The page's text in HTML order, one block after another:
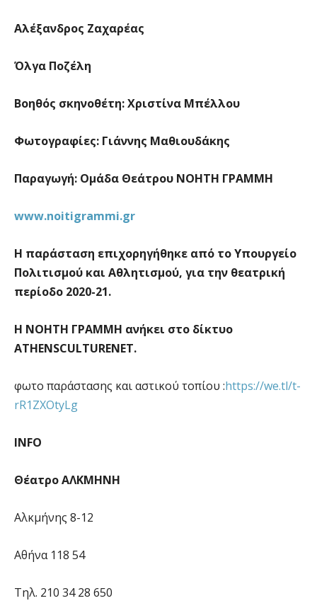
Αλέξανδρος Ζαχαρέας
Όλγα Ποζέλη
Βοηθός σκηνοθέτη: Χριστίνα Μπέλλου
Φωτογραφίες: Γιάννης Μαθιουδάκης
Παραγωγή: Ομάδα Θεάτρου ΝΟΗΤΗ ΓΡΑΜΜΗ
www.noitigrammi.gr
Η παράσταση επιχορηγήθηκε από το Υπουργείο
Πολιτισμού και Αθλητισμού, για την θεατρική
περίοδο 2020-21.
Η ΝΟΗΤΗ ΓΡΑΜΜΗ ανήκει στο δίκτυο
ATHENSCULTURENET.
φωτο παράστασης και αστικού τοπίου :https://we.tl/t-
rR1ZXOtyLg
INFO
Θέατρο ΑΛΚΜΗΝΗ
Αλκμήνης 8-12
Αθήνα 118 54
Τηλ. 210 34 28 650